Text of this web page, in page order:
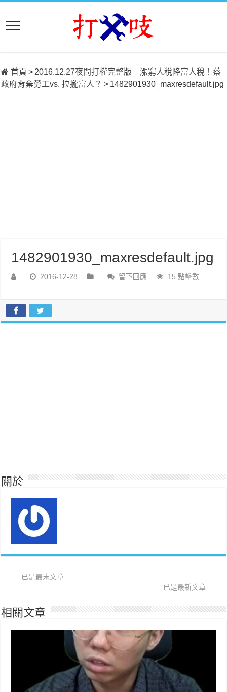
首頁 > 2016.12.27夜問打權完整版 漲窮人稅降富人稅！蔡
政府背棄勞工vs. 拉攏富人？ > 1482901930_maxresdefault.jpg
1482901930_maxresdefault.jpg
2016-12-28 留下回應 15 點擊數
關於
已是最末文章
已是最新文章
相關文章